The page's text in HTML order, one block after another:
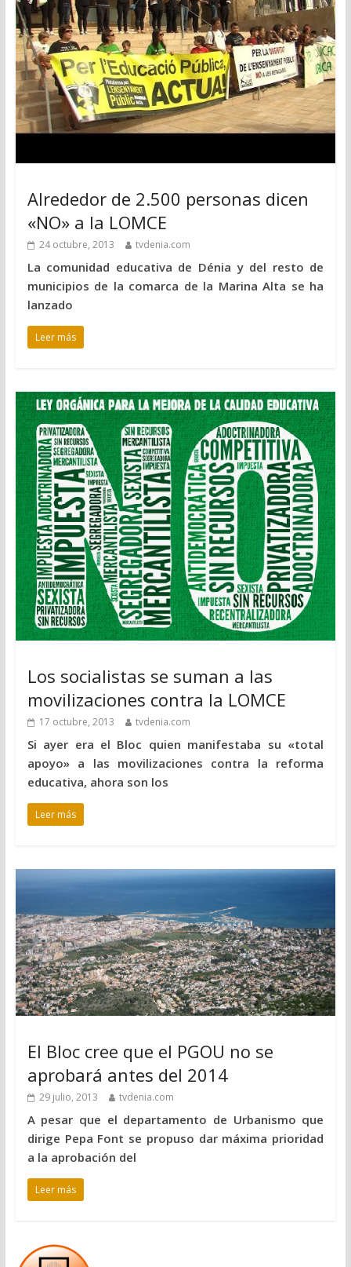
Alrededor de 2.500 personas dicen
«NO» a la LOMCE
24 octubre, 2013 tvdenia.com
La comunidad educativa de Dénia y del resto de
municipios de la comarca de la Marina Alta se ha
lanzado
Leer más
Los socialistas se suman a las
movilizaciones contra la LOMCE
17 octubre, 2013 tvdenia.com
Si ayer era el Bloc quien manifestaba su «total
apoyo» a las movilizaciones contra la reforma
educativa, ahora son los
Leer más
El Bloc cree que el PGOU no se
aprobará antes del 2014
29 julio, 2013 tvdenia.com
A pesar que el departamento de Urbanismo que
dirige Pepa Font se propuso dar máxima prioridad
a la aprobación del
Leer más